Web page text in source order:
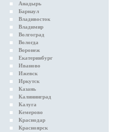
Анадырь
Барнаул
Владивосток
Владимир
Волгоград
Вологда
Воронеж
Екатеринбург
Иваново
Ижевск
Иркутск
Казань
Калининград
Калуга
Кемерово
Краснодар
Красноярск